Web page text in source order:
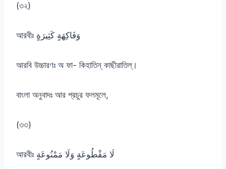
(৩২)
আরবীঃ وَفَاكِهَةٍ كَثِيرَةٍ
আরবি উচ্চারণঃ অ ফা- কিহাতিন্ কাছীরাতিল্।
বাংলা অনুবাদঃ আর প্রচুর ফলমূলে,
(৩৩)
আরবীঃ لَا مَقْطُوعَةٍ وَلَا مَمْنُوعَةٍ